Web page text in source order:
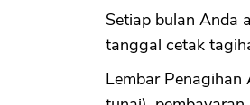
Setiap bulan Anda
tanggal cetak
Lembar Penagihan